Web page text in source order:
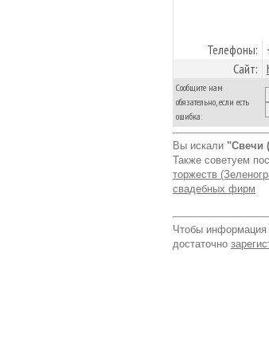
Телефоны:
Сайт:
Сообщите нам
обязательно, если есть
ошибка:
Вы искали "Свечи
Также советуем
торжеств
свадебных фирм
Чтобы информация
достаточно